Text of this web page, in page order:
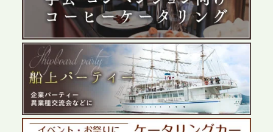
テーブル、群馬前橋支社を設立。再開発やオフィス
展開が進む前橋エリアの企業ニーズに応え、高品質
なサービスで各種イベント・懇親会をサポート
2026.5.27
プレスリリースのご案内｜ケータリングのセカンド
テーブル、千葉本社を新設。幕張・舞浜の大型イベ
ントから主要都市の社内懇親会まで、現地拠点を活